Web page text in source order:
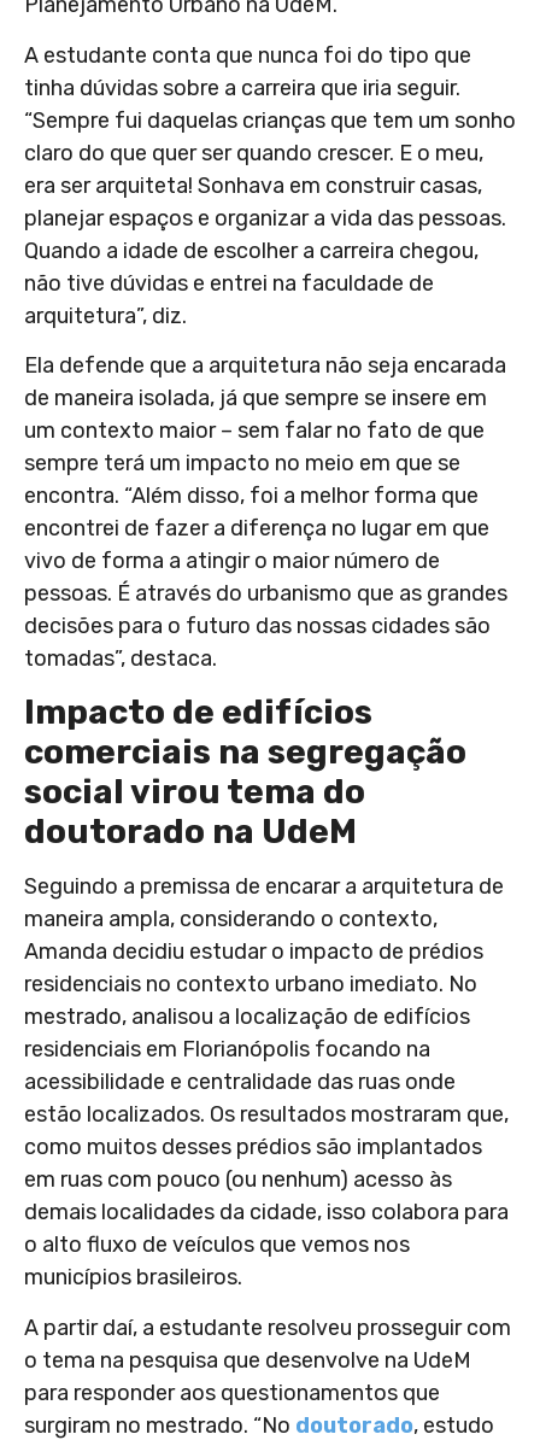
A estudante conta que nunca foi do tipo que
tinha dúvidas sobre a carreira que iria seguir.
“Sempre fui daquelas crianças que tem um sonho
claro do que quer ser quando crescer. E o meu,
era ser arquiteta! Sonhava em construir casas,
planejar espaços e organizar a vida das pessoas.
Quando a idade de escolher a carreira chegou,
não tive dúvidas e entrei na faculdade de
arquitetura”, diz.
Ela defende que a arquitetura não seja encarada
de maneira isolada, já que sempre se insere em
um contexto maior – sem falar no fato de que
sempre terá um impacto no meio em que se
encontra. “Além disso, foi a melhor forma que
encontrei de fazer a diferença no lugar em que
vivo de forma a atingir o maior número de
pessoas. É através do urbanismo que as grandes
decisões para o futuro das nossas cidades são
tomadas”, destaca.
Impacto de edifícios
comerciais na segregação
social virou tema do
doutorado na UdeM
Seguindo a premissa de encarar a arquitetura de
maneira ampla, considerando o contexto,
Amanda decidiu estudar o impacto de prédios
residenciais no contexto urbano imediato. No
mestrado, analisou a localização de edifícios
residenciais em Florianópolis focando na
acessibilidade e centralidade das ruas onde
estão localizados. Os resultados mostraram que,
como muitos desses prédios são implantados
em ruas com pouco (ou nenhum) acesso às
demais localidades da cidade, isso colabora para
o alto fluxo de veículos que vemos nos
municípios brasileiros.
A partir daí, a estudante resolveu prosseguir com
o tema na pesquisa que desenvolve na UdeM
para responder aos questionamentos que
surgiram no mestrado. “No doutorado, estudo